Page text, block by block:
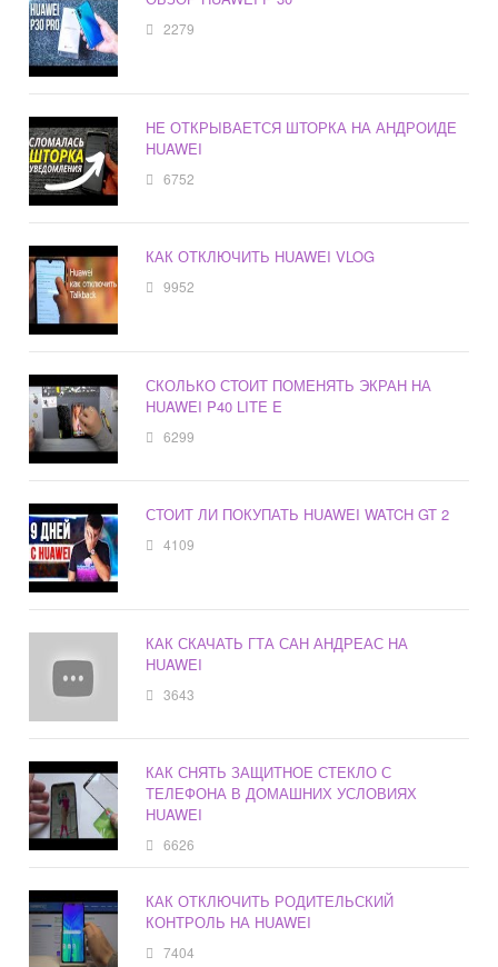
2279
НЕ ОТКРЫВАЕТСЯ ШТОРКА НА АНДРОИДЕ
HUAWEI
6752
КАК ОТКЛЮЧИТЬ HUAWEI VLOG
9952
СКОЛЬКО СТОИТ ПОМЕНЯТЬ ЭКРАН НА
HUAWEI P40 LITE E
6299
СТОИТ ЛИ ПОКУПАТЬ HUAWEI WATCH GT 2
4109
КАК СКАЧАТЬ ГТА САН АНДРЕАС НА
HUAWEI
3643
КАК СНЯТЬ ЗАЩИТНОЕ СТЕКЛО С
ТЕЛЕФОНА В ДОМАШНИХ УСЛОВИЯХ
HUAWEI
6626
КАК ОТКЛЮЧИТЬ РОДИТЕЛЬСКИЙ
КОНТРОЛЬ НА HUAWEI
7404